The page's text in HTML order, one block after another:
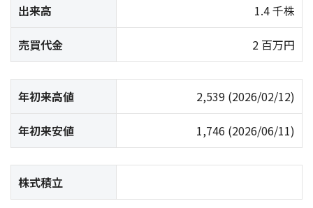
出来高 1.4 千株
売買代金 2 百万円
年初来高値 2,539 (2026/02/12)
年初来安値 1,746 (2026/06/11)
株式積立